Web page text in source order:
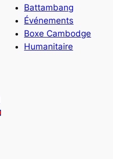
Battambang
Événements
Boxe Cambodge
Humanitaire